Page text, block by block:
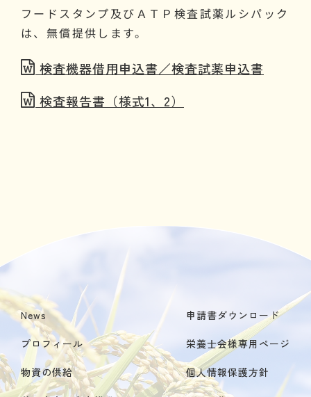
フードスタンプ及びＡＴＰ検査試薬ルシパック
は、無償提供します。
検査機器借用申込書／検査試薬申込書
検査報告書（様式1、2）
News
プロフィール
物資の供給
申請書ダウンロード
栄養士会様専用ページ
個人情報保護方針